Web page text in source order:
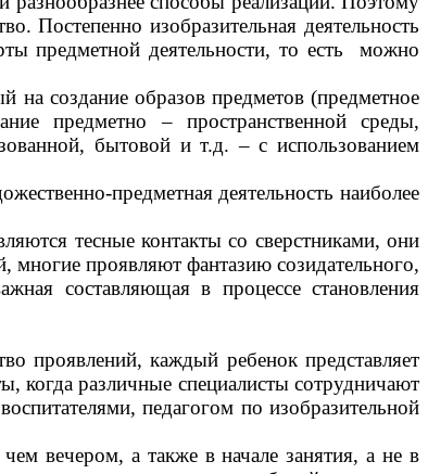
Постепенно изобразительная деятельность
предметной деятельности, то есть можно
создание образов предметов (предметное
предметно – пространственной среды,
бытовой и т.д. – с использованием
предметная деятельность наиболее
тесные контакты со сверстниками, они
проявляют фантазию созидательного,
составляющая в процессе становления
проявлений, каждый ребенок представляет
когда различные специалисты сотрудничают
педагогом по изобразительной
вечером, а также в начале занятия, а не в